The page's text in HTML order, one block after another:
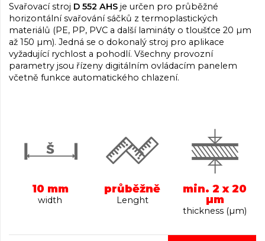
Svařovací stroj D 552 AHS je určen pro průběžné
horizontální svařování sáčků z termoplastických
materiálů (PE, PP, PVC a další lamináty o tloušťce 20 µm
až 150 µm). Jedná se o dokonalý stroj pro aplikace
vyžadující rychlost a pohodlí. Všechny provozní
parametry jsou řízeny digitálním ovládacím panelem
včetně funkce automatického chlazení.
10 mm
width
průběžně
Lenght
min. 2 x 20
µm
thickness (µm)